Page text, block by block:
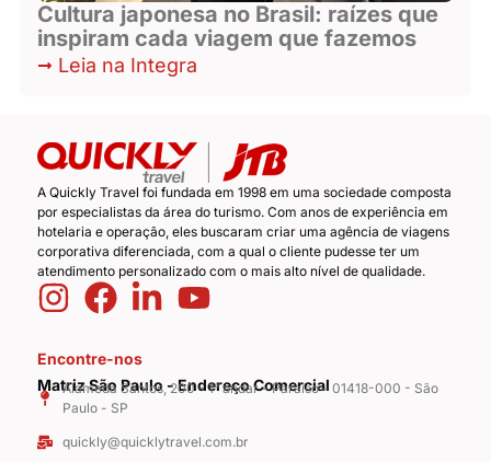
Cultura japonesa no Brasil: raízes que
inspiram cada viagem que fazemos
Leia na Integra
A Quickly Travel foi fundada em 1998 em uma sociedade composta
por especialistas da área do turismo. Com anos de experiência em
hotelaria e operação, eles buscaram criar uma agência de viagens
corporativa diferenciada, com a qual o cliente pudesse ter um
atendimento personalizado com o mais alto nível de qualidade.
Encontre-nos
Matriz São Paulo - Endereço Comercial
Alameda Santos, 200 - 1° andar - Paraíso - 01418-000 - São
Paulo - SP
quickly@quicklytravel.com.br